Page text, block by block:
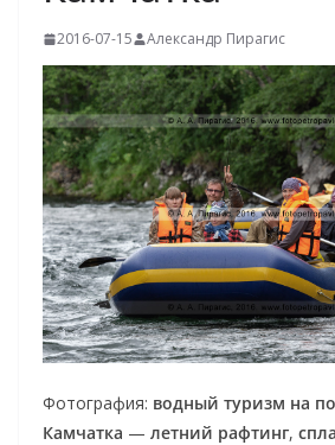
2016-07-15 Александр Пирагис
Фотография: водный туризм на
Камчатка — летний рафтинг,